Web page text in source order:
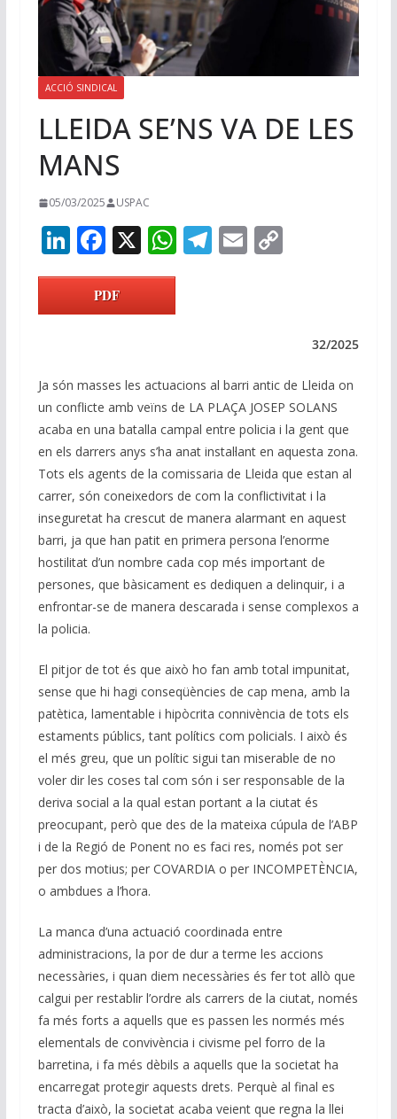
ACCIÓ SINDICAL
LLEIDA SE’NS VA DE LES
MANS
05/03/2025 USPAC
Li
n
k
e
n
F
ac
e
b
o
k
X W
p
p
T
m
E C
n
k
PDF
32/2025
Ja són masses les actuacions al barri antic de Lleida on
un conflicte amb veïns de LA PLAÇA JOSEP SOLANS
acaba en una batalla campal entre policia i la gent que
en els darrers anys s’ha anat instal·lant en aquesta zona.
Tots els agents de la comissaria de Lleida que estan al
carrer, són coneixedors de com la conflictivitat i la
inseguretat ha crescut de manera alarmant en aquest
barri, ja que han patit en primera persona l’enorme
hostilitat d’un nombre cada cop més important de
persones, que bàsicament es dediquen a delinquir, i a
enfrontar-se de manera descarada i sense complexos a
la policia.
El pitjor de tot és que això ho fan amb total impunitat,
sense que hi hagi conseqüències de cap mena, amb la
patètica, lamentable i hipòcrita connivència de tots els
estaments públics, tant polítics com policials. I això és
el més greu, que un polític sigui tan miserable de no
voler dir les coses tal com són i ser responsable de la
deriva social a la qual estan portant a la ciutat és
preocupant, però que des de la mateixa cúpula de l’ABP
i de la Regió de Ponent no es faci res, només pot ser
per dos motius; per COVARDIA o per INCOMPETÈNCIA,
o ambdues a l’hora.
La manca d’una actuació coordinada entre
administracions, la por de dur a terme les accions
necessàries, i quan diem necessàries és fer tot allò que
calgui per restablir l’ordre als carrers de la ciutat, només
fa més forts a aquells que es passen les normés més
elementals de convivència i civisme pel forro de la
barretina, i fa més dèbils a aquells que la societat ha
encarregat protegir aquests drets. Perquè al final es
tracta d’això, la societat acaba veient que regna la llei